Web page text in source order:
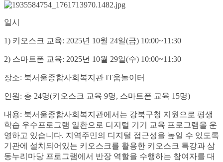
일시
1) 키오스크 교육: 2025년 10월 24일(금) 10:00~11:30
2) 스마트폰 교육: 2025년 10월 29일(수) 10:00~11:30
장소: 북서울종합사회복지관 IT움놀이터
인원: 총 24명(키오스크 교육 9명, 스마트폰 교육 15명)
내용: 북서울종합사회복지관에서는 강북구청 지원으로 평생
학습 우수프로그램 일환으로 디지털 기기 교육 프로그램을 운
영하고 있습니다. 지역주민의 디지털 접근성을 높일 수 있도록
기관에 설치되어있는 키오스크를 활용한 키오스크 특강과 삼
동누리마당 프로그램에서 반장 역할을 수행하는 참여자를 대